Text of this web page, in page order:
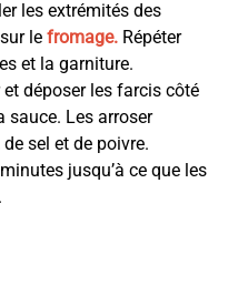
les extrémités des
le fromage. Répéter
et la garniture.
déposer les farcis côté
sauce. Les arroser
de sel et de poivre.
jusqu’à ce que les